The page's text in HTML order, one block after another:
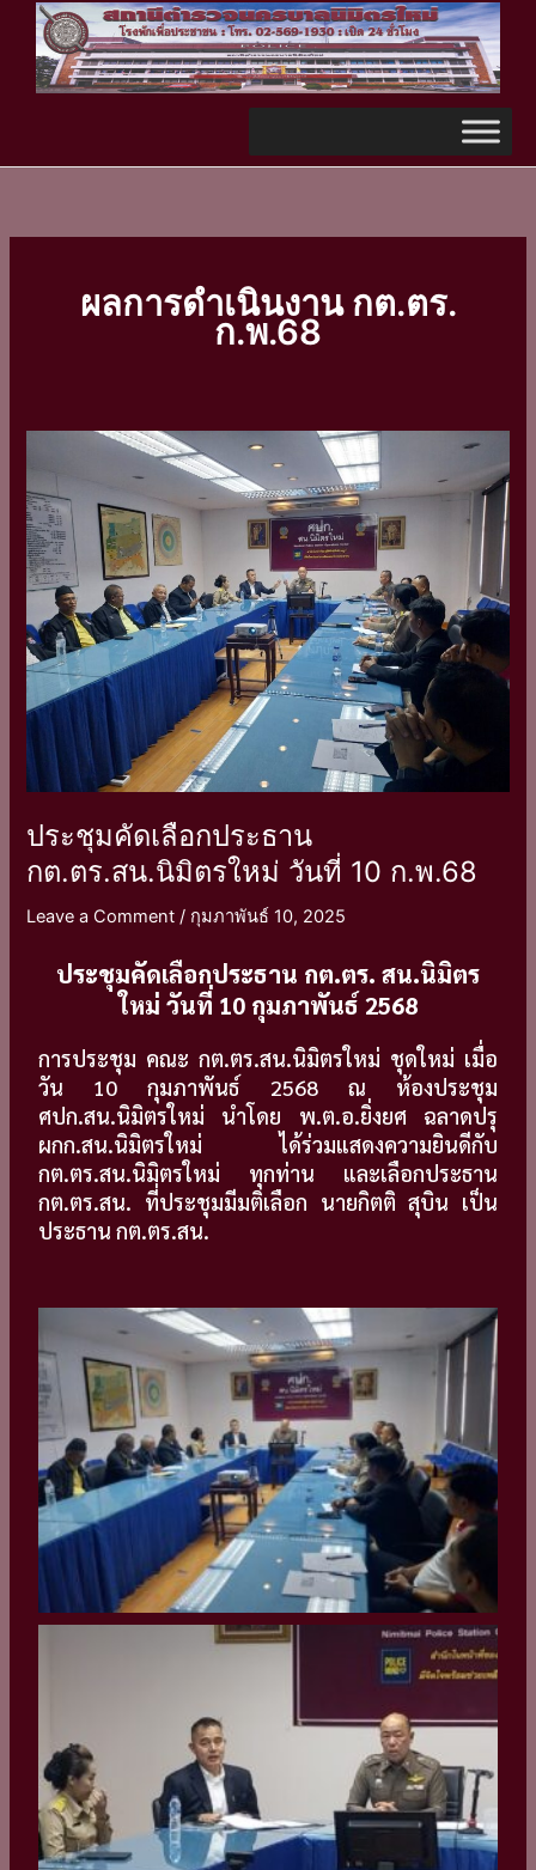
content
ผลการดำเนินงาน กต.ตร.
ก.พ.68
ประชุมคัดเลือกประธาน
กต.ตร.สน.นิมิตรใหม่ วันที่ 10 ก.พ.68
Leave a Comment / กุมภาพันธ์ 10, 2025
ประชุมคัดเลือกประธาน กต.ตร. สน.นิมิตร
ใหม่ วันที่ 10 กุมภาพันธ์ 2568
การประชุม คณะ กต.ตร.สน.นิมิตรใหม่ ชุดใหม่ เมื่อ
วัน 10 กุมภาพันธ์ 2568 ณ ห้องประชุม
ศปก.สน.นิมิตรใหม่ นำโดย พ.ต.อ.ยิ่งยศ ฉลาดปรุ
ผกก.สน.นิมิตรใหม่ ได้ร่วมแสดงความยินดีกับ
กต.ตร.สน.นิมิตรใหม่ ทุกท่าน และเลือกประธาน
กต.ตร.สน. ที่ประชุมมีมติเลือก นายกิตติ สุบิน เป็น
ประธาน กต.ตร.สน.
เลือก
ประธาน
กต.ตร.สน.นิมิตร
ใหม่
วัน
ที่
10
ก.พ.68
TikTok